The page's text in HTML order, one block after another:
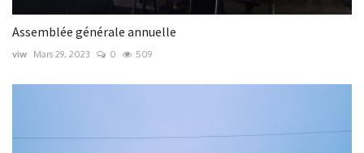
Assemblée générale annuelle
viw Mars 29, 2023 0 509